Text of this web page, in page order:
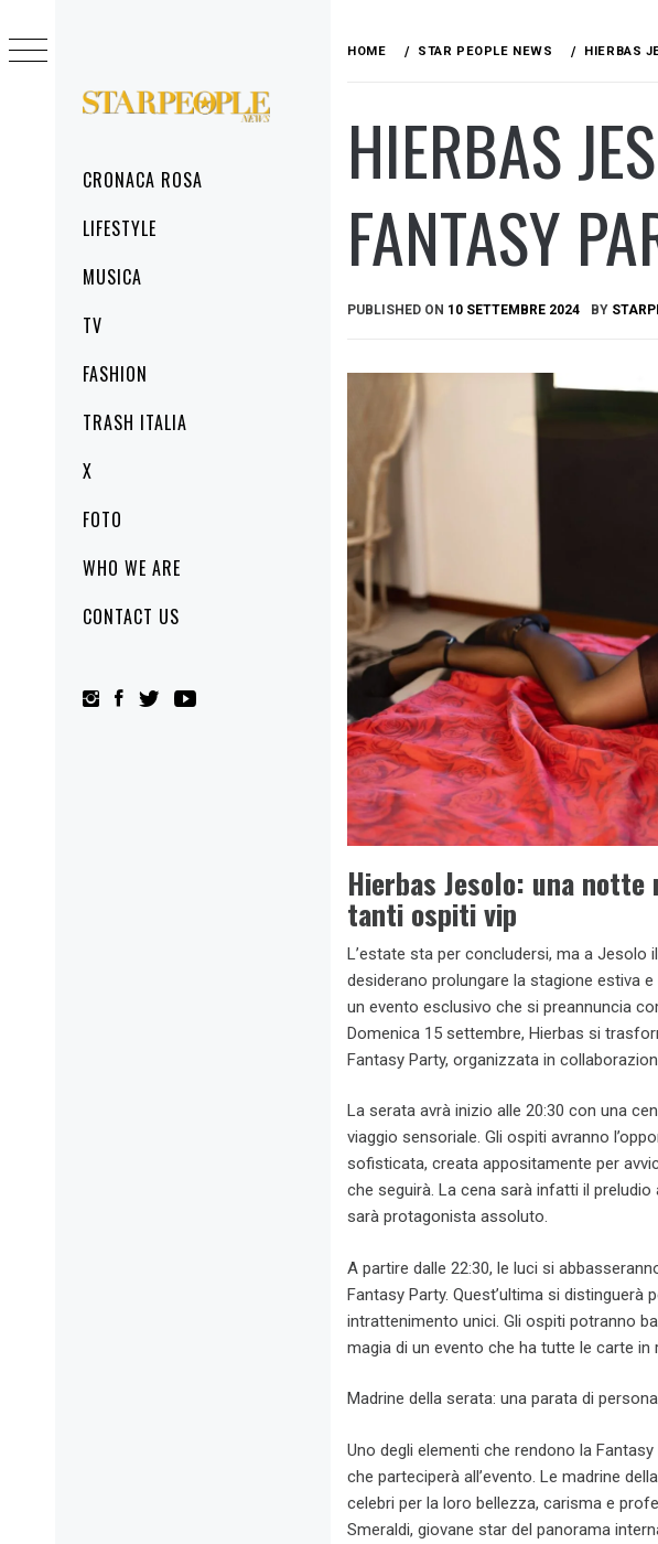
STARPEOPLENEWS
MenuCRONACA ROSA
LIFESTYLE
MUSICA
TV
FASHION
TRASH ITALIA
X
FOTO
WHO WE ARE
CONTACT US
to
content
HOME STAR PEOPLE NEWS HIERBAS
HIERBAS
FANTASY
PUBLISHED ON 10 SETTEMBRE 2024 BY
Hierbas Jesolo: una
tanti ospiti vip
L’estate sta per concludersi, ma a
desiderano prolungare la stagione estiva
un evento esclusivo che si preannuncia
Domenica 15 settembre, Hierbas si
Fantasy Party, organizzata in
La serata avrà inizio alle 20:30 con una
viaggio sensoriale. Gli ospiti avranno
sofisticata, creata appositamente per
che seguirà. La cena sarà infatti il
sarà protagonista assoluto.
A partire dalle 22:30, le luci si
Fantasy Party. Quest’ultima si
intrattenimento unici. Gli ospiti potranno
magia di un evento che ha tutte le carte in
Madrine della serata: una parata di
Uno degli elementi che rendono la
che parteciperà all’evento. Le madrine
celebri per la loro bellezza, carisma e
Smeraldi, giovane star del panorama